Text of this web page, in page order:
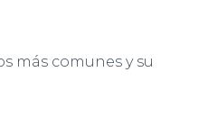
más comunes y su